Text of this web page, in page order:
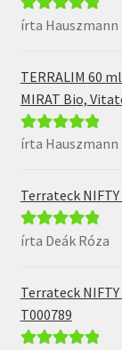
Értékelés:5/
írta Hauszmann
TERRALIM 60
MIRAT Bio,
Értékelés:5/
írta Hauszmann
Terrateck
Értékelés: 5/
írta Deák Róza
Terrateck
T000789